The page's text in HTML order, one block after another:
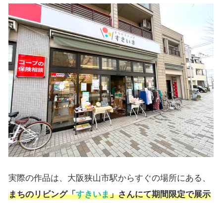
実際の作品は、大阪狭山市駅からすぐの場所にある、
まちのリビング「すきいま」さんにて期間限定で展示